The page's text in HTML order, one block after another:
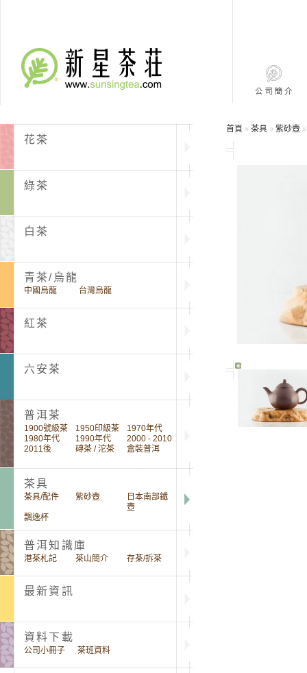
花茶
綠茶
白茶
青茶/烏龍
中國烏龍 台灣烏龍
紅茶
六安茶
普洱茶
1900號級茶 1950印級茶
1970年代
1980年代
1990年代
2000 - 2010
2011後
磚茶 / 沱茶 盒裝普洱
茶具
茶具/配件 紫砂壺
日本南部鐵
壺
飄逸杯
普洱知識庫
港茶札記 茶山簡介 存茶/拆茶
最新資訊
資料下載
公司小冊子 茶班資料
首頁 » 茶具 » 紫砂壺